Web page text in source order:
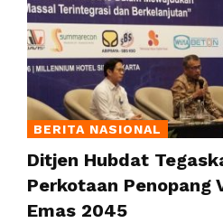
BERITA NASIONAL
Ditjen Hubdat
Perkotaan Penopang
Emas 2045